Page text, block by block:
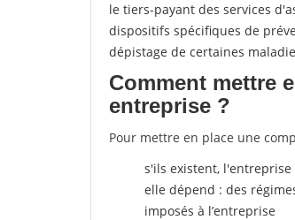
le tiers-payant des services
dispositifs spécifiques de
dépistage de certaines
Comment mettre
entreprise ?
Pour mettre en place une
s'ils existent,
elle dépend : des
imposés à l’entreprise